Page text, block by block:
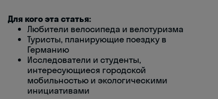
Для кого эта статья:
Любители велосипеда и велотуризма
Туристы, планирующие поездку в
Германию
Исследователи и студенты,
интересующиеся городской
мобильностью и экологическими
инициативами